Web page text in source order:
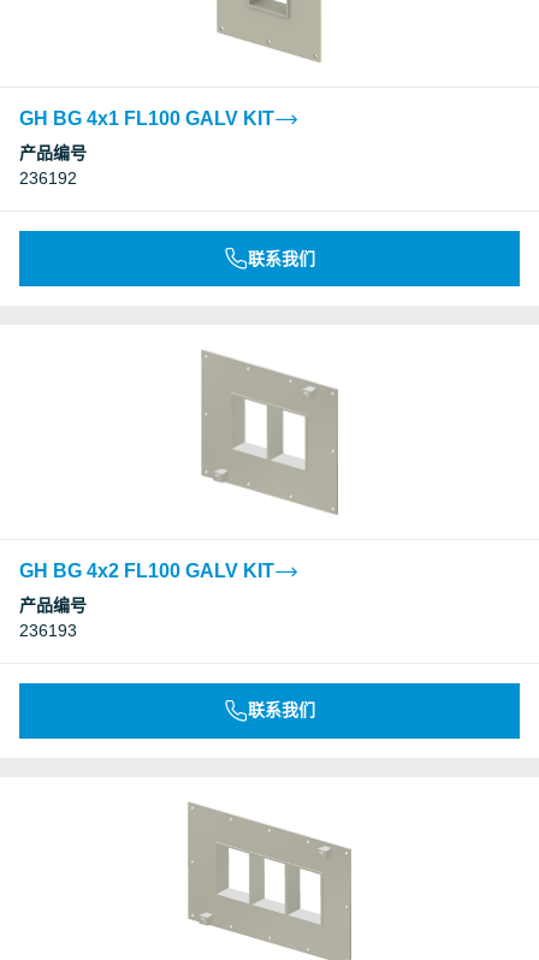
GH BG 4x1 FL100 GALV KIT
产品编号
236192
联系我们
GH BG 4x2 FL100 GALV KIT
产品编号
236193
联系我们